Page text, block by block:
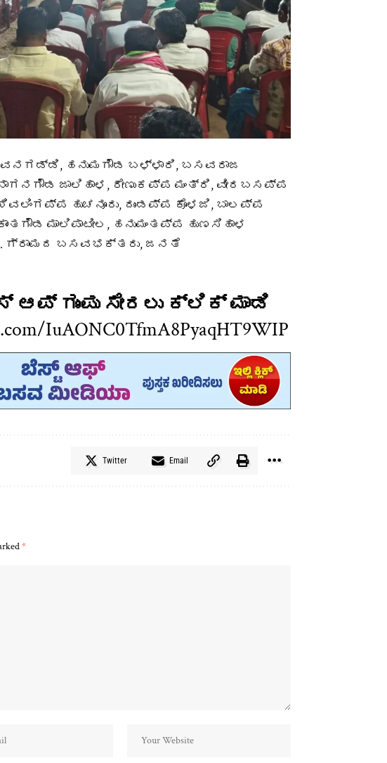
ಹನುಮಗೌಡ ಬಳ್ಳಾರಿ, ಬಸವರಾಜ
ಜಾಲಿಹಾಳ, ರೇಣುಕಪ್ಪ ಮಂತ್ರಿ, ವೀರಬಸಪ್ಪ
ಹುಚನೂರು, ದುಂಡಪ್ಪ ಕೊಳಜಿ, ಬಾಲಪ್ಪ
ಮಾಲಿಪಾಟೀಲ, ಹನುಮಂತಪ್ಪ ಹುಣಸಿಹಾಳ
ಗ್ರಾಮದ ಬಸವಭಕ್ತರು, ಜನತೆ
ಗುಂಪು ಸೇರಲು ಕ್ಲಿಕ್ ಮಾಡಿ
IuAONC0TfmA8PyaqHT9WIP
Twitter Email
*